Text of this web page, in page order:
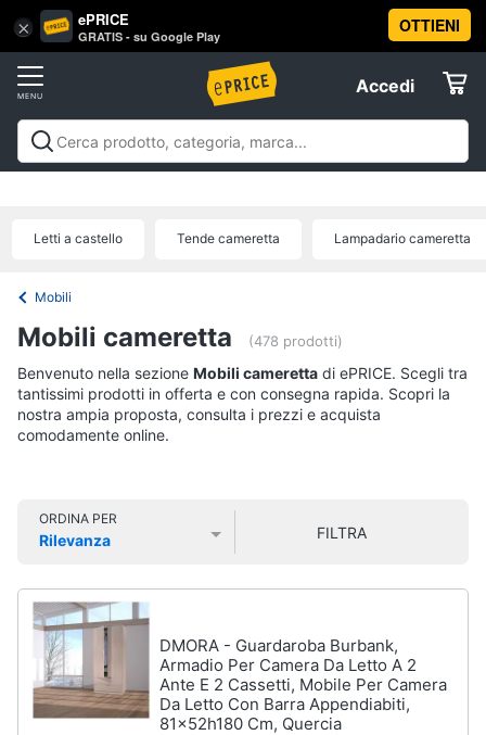
× ePRICE
GRATIS - su Google Play
OTTIENI
Accedi
Accedi
Registrati
Offerte
Tv
e
Home
Cinema
home
Audio
e
musica
Vai
al
Arredo
Soggiorno
Divano
tutti
pranzo
Tavolo
Sedie
Tavolo
allungabile
decorazioniTessili IlluminazioneArredamento da
Letti a castello Tende cameretta Lampadario cameretta
Mobili
Mobili cameretta (478 prodotti)
Benvenuto nella sezione Mobili cameretta di ePRICE. Scegli tra
tantissimi prodotti in offerta e con consegna rapida. Scopri la
nostra ampia proposta, consulta i prezzi e acquista
comodamente online.
ORDINA PER
Rilevanza
FILTRA
DMORA - Guardaroba Burbank,
Armadio Per Camera Da Letto A 2
Ante E 2 Cassetti, Mobile Per Camera
Da Letto Con Barra Appendiabiti,
81x52h180 Cm, Quercia